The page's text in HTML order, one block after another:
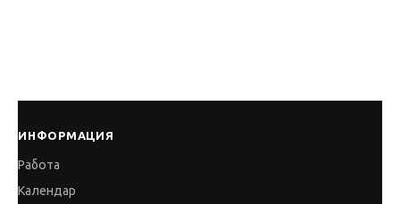
ИНФОРМАЦИЯ
Работа
Календар